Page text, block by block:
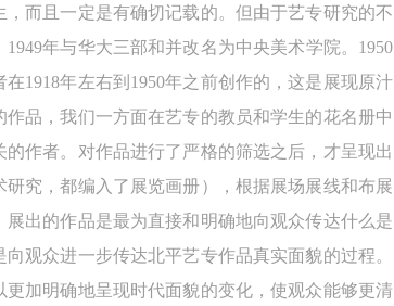
而且一定是有确切记载的。但由于艺专研究的不
年与华大三部和并改名为中央美术学院。1950
1918年左右到1950年之前创作的，这是展现原汁
品，我们一方面在艺专的教员和学生的花名册中
作者。对作品进行了严格的筛选之后，才呈现出
究，都编入了展览画册），根据展场展线和布展
出的作品是最为直接和明确地向观众传达什么是
观众进一步传达北平艺专作品真实面貌的过程。
加明确地呈现时代面貌的变化，使观众能够更清
事人及美术馆将不承
动的成员应当积极主
责任和经济责任。参
事人及美术馆将不承
动的成员应当积极主
责任和经济责任。参
事人及美术馆将不承
动的成员应当积极主
责任和经济责任。参